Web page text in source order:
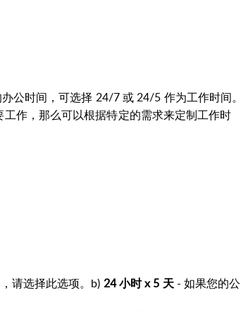
公时间，可选择 24/7 或 24/5 作为工作时间。
作，那么可以根据特定的需求来定制工作时
请选择此选项。b) 24 小时 x 5 天- 如果您的公